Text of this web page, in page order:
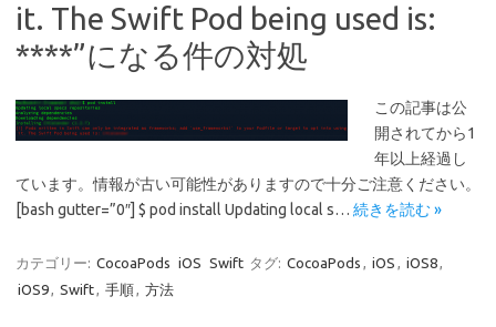
it. The Swift Pod being used is:
****”になる件の対処
この記事は公
開されてから1
年以上経過し
ています。情報が古い可能性がありますので十分ご注意ください。
[bash gutter=”0″] $ pod install Updating local s… 続きを読む »
カテゴリー: CocoaPods iOS Swift タグ: CocoaPods , iOS , iOS8,
iOS9, Swift, 手順, 方法